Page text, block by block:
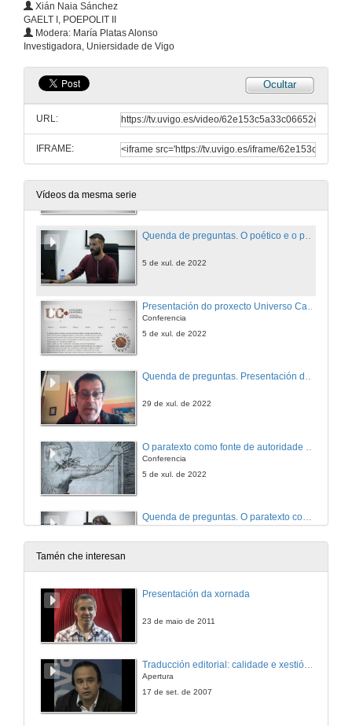
Xián Naia Sánchez
GAELT I, POEPOLIT II
Modera: María Platas Alonso
Investigadora, Uniersidade de Vigo
Ocultar
URL:
IFRAME:
Vídeos da mesma serie
Conferencia
5 de xul. de 2022
Quenda de preguntas. A poética do cotián na literatura galega e portuguesa contemporánea
5 de xul. de 2022
O poético e o político no Festival da Poesia no Condado. Funções, repertórios e comunidade(s)
Quenda de preguntas. O poético e o político no Festival da Poesia no Condado. Funções, repertórios e comunidade(s)
5 de xul. de 2022
Conferencia
5 de xul. de 2022
Quenda de preguntas. Presentación do proxecto Universo Cantigas
29 de xul. de 2022
Conferencia
5 de xul. de 2022
Quenda de preguntas. O paratexto como fonte de autoridade para as tradutoras do Renacemento
5 de xul. de 2022
Conferencia
Tamén che interesan
Presentación da xornada
23 de maio de 2011
Apertura
17 de set. de 2007